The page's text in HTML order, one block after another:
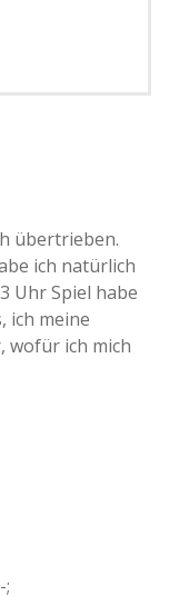
übertrieben.
ich natürlich
Uhr Spiel habe
ich meine
wofür ich mich